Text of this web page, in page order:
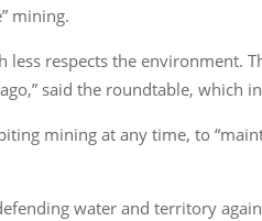
mining.
respects the environment.
said the roundtable, which
mining at any time, to
water and territory